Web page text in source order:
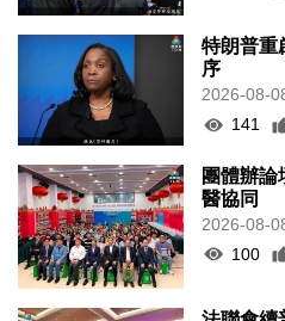
特朗普重
序
2026-08-
141
團體辦論
醫協同
2026-08-
100